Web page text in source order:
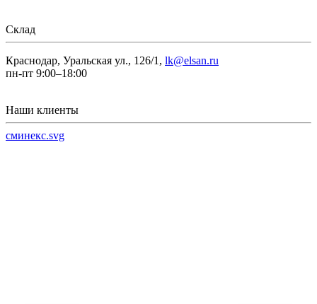
Склад
Краснодар, Уральская ул., 126/1, lk@elsan.ru
пн-пт 9:00–18:00
Наши клиенты
сминекс.svg